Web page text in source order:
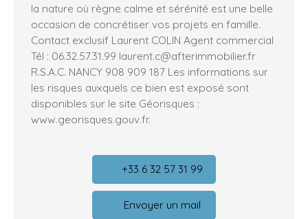
la nature où règne calme et sérénité est une belle
occasion de concrétiser vos projets en famille.
Contact exclusif Laurent COLIN Agent commercial
Tél : 06.32.57.31.99 laurent.c@afterimmobilier.fr
R.S.A.C. NANCY 908 909 187 Les informations sur
les risques auxquels ce bien est exposé sont
disponibles sur le site Géorisques :
www.georisques.gouv.fr.
+33 6 32 57 31 99
Envoyer un mail